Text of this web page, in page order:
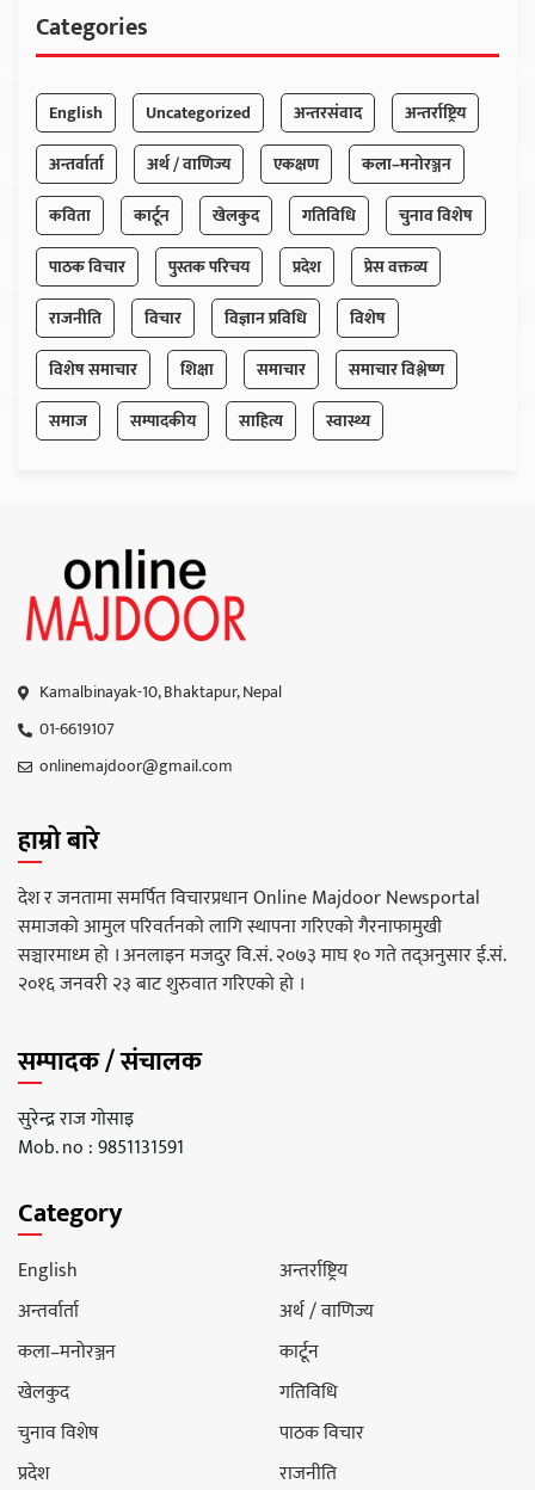
Categories
English Uncategorized अन्तरसंवाद
अन्तर्राष्ट्रिय
अन्तर्वार्ता
अर्थ / वाणिज्य एकक्षण
कला–मनोरञ्जन
कविता
कार्टून खेलकुद गतिविधि
चुनाव विशेष
पाठक विचार
पुस्तक परिचय प्रदेश
प्रेस वक्तव्य
राजनीति
विचार विज्ञान प्रविधि
विशेष
विशेष समाचार
शिक्षा समाचार
समाचार विश्लेष्ण
समाज
सम्पादकीय साहित्य स्वास्थ्य
Kamalbinayak-10, Bhaktapur, Nepal
01-6619107
onlinemajdoor@gmail.com
हाम्रो बारे
देश र जनतामा समर्पित विचारप्रधान Online Majdoor Newsportal
समाजको आमुल परिवर्तनको लागि स्थापना गरिएको गैरनाफामुखी
सञ्चारमाध्म हो । अनलाइन मजदुर वि.सं. २०७३ माघ १० गते तद्अनुसार ई.सं.
२०१६ जनवरी २३ बाट शुरुवात गरिएको हो ।
सम्पादक / संचालक
सुरेन्द्र राज गोसाइ
Mob. no : 9851131591
Category
English
अन्तर्राष्ट्रिय
अन्तर्वार्ता
अर्थ / वाणिज्य
कला–मनोरञ्जन
कार्टून
खेलकुद
गतिविधि
चुनाव विशेष
पाठक विचार
प्रदेश
राजनीति